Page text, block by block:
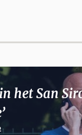
het San